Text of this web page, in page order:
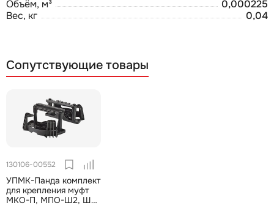
Объём, м³
0,000225
Вес, кг
0,04
Сопутствующие товары
130106-00552
УПМК-Панда комплект
для крепления муфт
МКО-П, МПО-Ш2, Ш3